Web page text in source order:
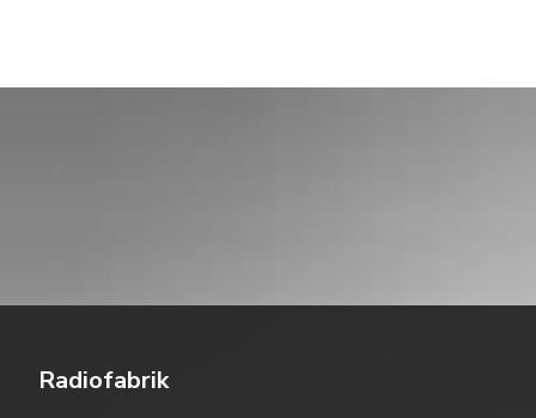
Radiofabrik